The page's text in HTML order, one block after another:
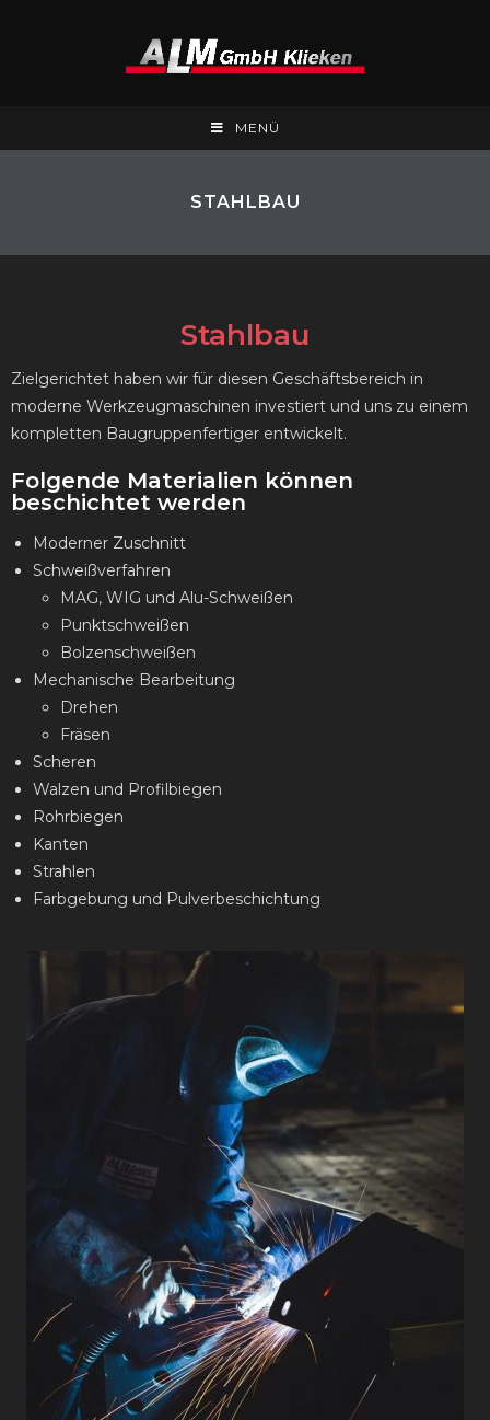
MENÜ
STAHLBAU
Stahlbau
Zielgerichtet haben wir für diesen Geschäftsbereich in
moderne Werkzeugmaschinen investiert und uns zu einem
kompletten Baugruppenfertiger entwickelt.
Folgende Materialien können
beschichtet werden
Moderner Zuschnitt
Schweißverfahren
MAG, WIG und Alu-Schweißen
Punktschweißen
Bolzenschweißen
Mechanische Bearbeitung
Drehen
Fräsen
Scheren
Walzen und Profilbiegen
Rohrbiegen
Kanten
Strahlen
Farbgebung und Pulverbeschichtung